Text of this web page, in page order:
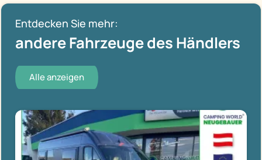
Entdecken Sie mehr:
andere Fahrzeuge des Händlers
Alle anzeigen